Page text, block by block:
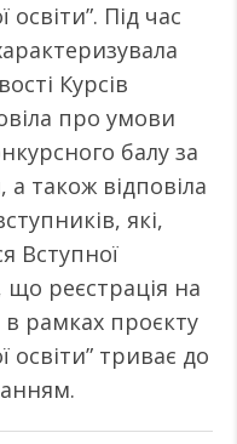
Під час
Курсів
про умови
балу за
а також відповіла
які,
Вступної
що реєстрація на
рамках проєкту
триває до